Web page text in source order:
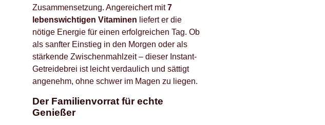
Zusammensetzung. Angereichert mit7
lebenswichtigen Vitaminen liefert er die
nötige Energie für einen erfolgreichen Tag. Ob
als sanfter Einstieg in den Morgen oder als
stärkende Zwischenmahlzeit – dieser Instant-
Getreidebrei ist leicht verdaulich und sättigt
angenehm, ohne schwer im Magen zu liegen.
Der Familienvorrat für echte
Genießer